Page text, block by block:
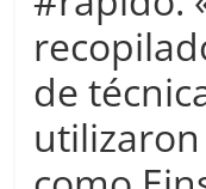
Do
more.
more.
de